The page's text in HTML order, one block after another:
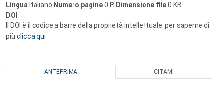
Lingua Italiano Numero pagine0 P. Dimensione file0 KB
DOI
Il DOI è il codice a barre della proprietà intellettuale: per saperne di
più clicca qui
ANTEPRIMA CITAMI